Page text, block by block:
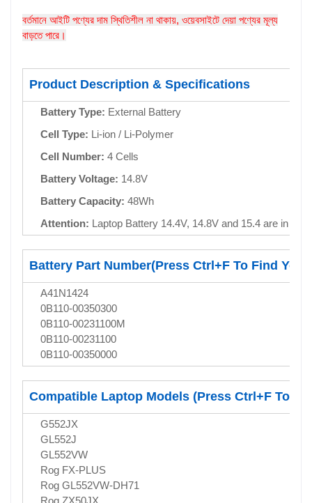
বর্তমানে আইটি পণ্যের দাম স্থিতিশীল না থাকায়, ওয়েবসাইটে দেয়া পণ্যের মূল্য
বাড়তে পারে।
Product Description & Specifications
Battery Type: External Battery
Cell Type: Li-ion / Li-Polymer
Cell Number: 4 Cells
Battery Voltage: 14.8V
Battery Capacity: 48Wh
Attention: Laptop Battery 14.4V, 14.8V and 15.4 are in
Battery Part Number(Press Ctrl+F To Find
A41N1424
0B110-00350300
0B110-00231100M
0B110-00231100
0B110-00350000
Compatible Laptop Models (Press Ctrl+F To
G552JX
GL552J
GL552VW
Rog FX-PLUS
Rog GL552VW-DH71
Rog ZX50JX